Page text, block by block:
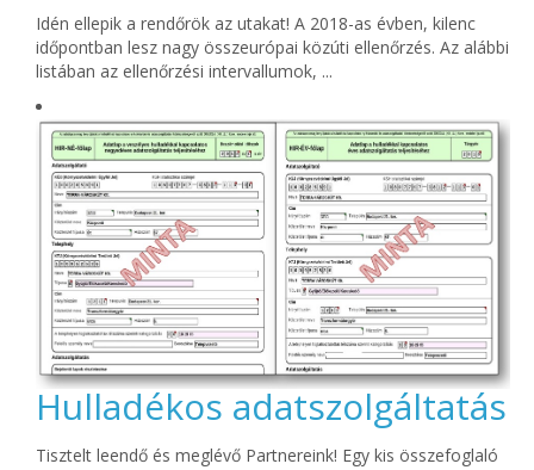
Idén ellepik a rendőrök az utakat! A 2018-as évben, kilenc
időpontban lesz nagy összeurópai közúti ellenőrzés. Az alábbi
listában az ellenőrzési intervallumok, ...
Hulladékos adatszolgáltatás
Tisztelt leendő és meglévő Partnereink! Egy kis összefoglaló